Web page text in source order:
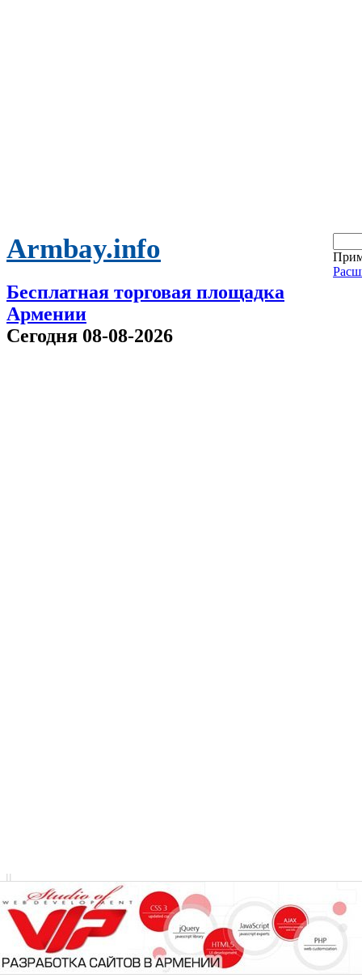
Armbay.info
Бесплатная торговая площадка
Армении
Сегодня 08-08-2026